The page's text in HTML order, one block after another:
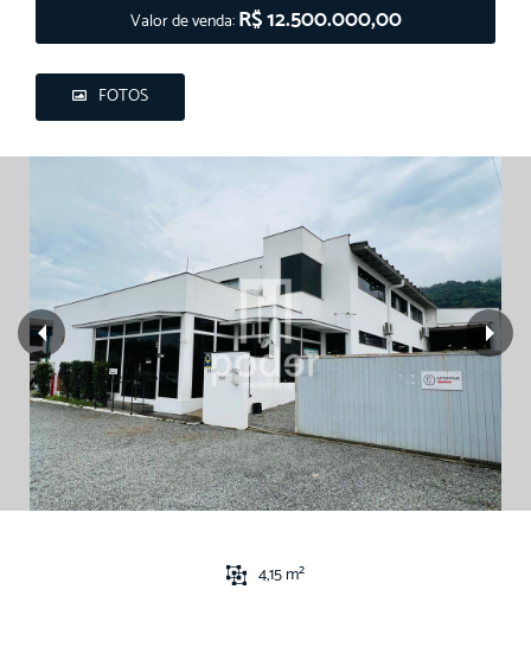
FOTOS
Valor de venda:R$ 12.500.000,00
4,15 m²